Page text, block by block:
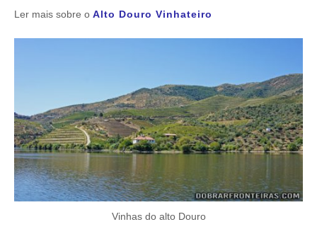
Ler mais sobre o Alto Douro Vinhateiro
Vinhas do alto Douro